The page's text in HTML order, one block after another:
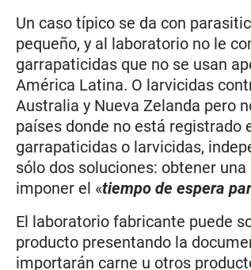
Un caso típico se da con
pequeño, y al laboratorio no le
garrapaticidas que no se usan
América Latina. O larvicidas
Australia y Nueva Zelanda pero
países donde no está registrado
garrapaticidas o larvicidas,
sólo dos soluciones: obtener una
imponer el «tiempo de espera
El laboratorio fabricante puede
producto presentando la
importarán carne u otros